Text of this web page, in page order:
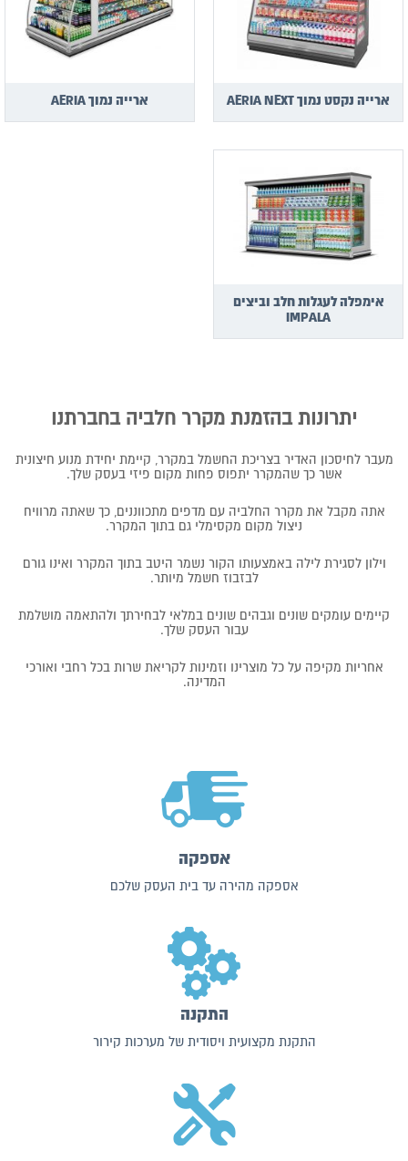
ארייה נקסט נמוך AERIA NEXT ארייה נמוך AERIA
אימפלה לעגלות חלב וביצים
IMPALA
יתרונות בהזמנת מקרר חלביה בחברתנו
מעבר לחיסכון האדיר בצריכת החשמל במקרר, קיימת יחידת מנוע חיצונית
אשר כך שהמקרר יתפוס פחות מקום פיזי בעסק שלך.
אתה מקבל את מקרר החלביה עם מדפים מתכווננים, כך שאתה מרוויח
ניצול מקום מקסימלי גם בתוך המקרר.
וילון לסגירת לילה באמצעותו הקור נשמר היטב בתוך המקרר ואינו גורם
לבזבוז חשמל מיותר.
קיימים עומקים שונים וגבהים שונים במלאי לבחירתך ולהתאמה מושלמת
עבור העסק שלך.
אחריות מקיפה על כל מוצרינו וזמינות לקריאת שרות בכל רחבי ואורכי
המדינה.
אספקה
אספקה מהירה עד בית העסק שלכם
התקנה
התקנת מקצועית ויסודית של מערכות קירור